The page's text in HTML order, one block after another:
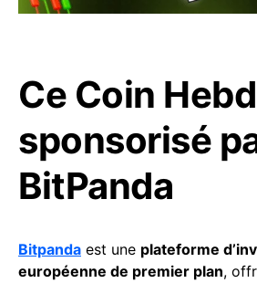
Ce Coin
sponsorisé
BitPanda
Bitpanda est une plateforme
européenne de premier plan,